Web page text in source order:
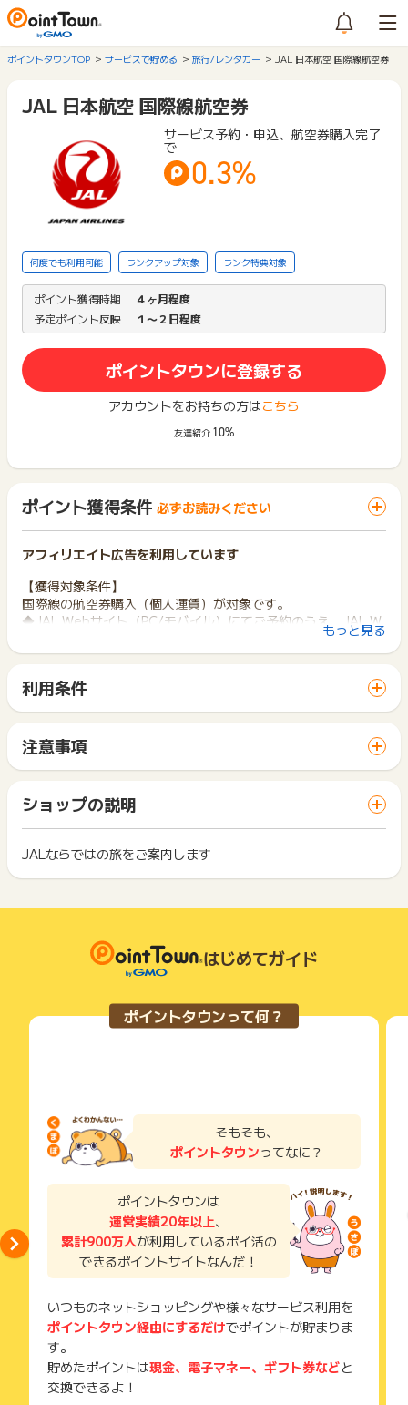
ポイントタウンTOP サービスで貯める 旅行/レンタカー JAL 日本航空 国際線航空券
JAL 日本航空 国際線航空券
サービス予約・申込、航空券購入完了
で
0.3%
何度でも利用可能 ランクアップ対象 ランク特典対象
ポイント獲得時期
４ヶ月程度
予定ポイント反映
１〜２日程度
ポイントタウンに登録する
アカウントをお持ちの方はこちら
友達紹介 10%
ポイント獲得条件 必ずお読みください
アフィリエイト広告を利用しています
【獲得対象条件】
国際線の航空券購入（個人運賃）が対象です。
◆JAL Webサイト（PC/モバイル）にてご予約のうえ、JAL W
ebサイト（PC/モバイル）にてクレジットカードでお支払いい
ただいた場合のみ
※予約から購入まで同一のPC、スマホサイト経由で完了された
場合のみ対象となります。
【獲得対象外条件】
◆対象運賃以外の購入
◆e JALポイント利用分
◆諸税・燃油サーチャージは対象外
◆特典航空券の引き換え
◆購入後にキャンセルされた場合
◆以下のサイトでの購入は対象外となります。
-海外発航空券（日本地区以外のJALホームページからの購入）
でお問い合わせください。
ポイントについて、広告主に直接お問い合わせをした場合、ポ
※ポイントに関するお問い合わせは、ポイントタウンのサポート
までお問い合わせください。ポイントについて、広告主に直接
もっと見る
利用条件
サイトに移動してからお申し込みやお買い物が完了するまでの
間に、同じブラウザ（※）で他のサイトに移動した場合はポイン
ト獲得ができません。
「 申込をしてポイントGET 」ボタンを押した時とサービス・
お買い物利用時で、デバイス・ブラウザが異なる場合はポイン
ト獲得ができません。
2回以上同じお買い物・サービスをご利用される場合は、毎回
ポイントタウンに戻り、「 申込をしてポイントGET 」ボタン
得無効」となる可能性があります。
・同一端末や同一世帯で、繰り返し利用不可のサービス・お買
い物を複数回ご利用された場合
て一度でも同サービス・お買い物を利用されたことがある場合
ご利用前には、Cookieの削除をおこなっていただくことを推奨
ださい。
各サービス・お買い物に掲載されている獲得条件を必ずよくお
読みください。
了などのメールは、ポイント獲得するまで必ず保管してくださ
獲得待ち・獲得失敗の状態でお問い合わせされる際に、該当の
メールを送っていただく場合がございます。
そのため、紛失・破棄された場合は対応いたしかねますので、
ご注意ください。
(※) SafariやChromeなどwebサイトを表示するアプリのこと
注意事項
一部のサービスにつきましては、1商品につき10円単位の金額
は切り捨てとなります。
ポイント獲得が1ポイント未満のものは切り捨てとなり、ポイ
ント履歴には記載されません。
につきましては、ポイントタウンのポイント獲得の対象には含
商品の交換や一部でもキャンセルされた場合、ポイントが無効
になる可能性もございます。
各サービス・お買い物の獲得ポイントや獲得条件、キャンペー
れた時点の条件が適用されます。
条件を達成しているかどうかは各広告主ではなく、代理店が行
り、急遽終了となる場合がございます。
広告に遷移しない場合は掲載が終了となっておりポイントが獲
得できませんので、ご注意くださいませ。
※キャンセル・不備・いたずら・商品受取拒否及び不着、返品の
場合はポイント獲得対象外です。
ショップの説明
JALならではの旅をご案内します
はじめてガイド
ポイントタウンって何？
そもそも、
ポイントタウンってなに？
ポイントタウンは
運営実績20年以上、
累計900万人が利用しているポイ活の
できるポイントサイトなんだ！
いつものネットショッピングや様々なサービス利用を
ポイントタウン経由にするだけでポイントが貯まりま
す。
貯めたポイントは現金、電子マネー、ギフト券などと
交換できるよ！